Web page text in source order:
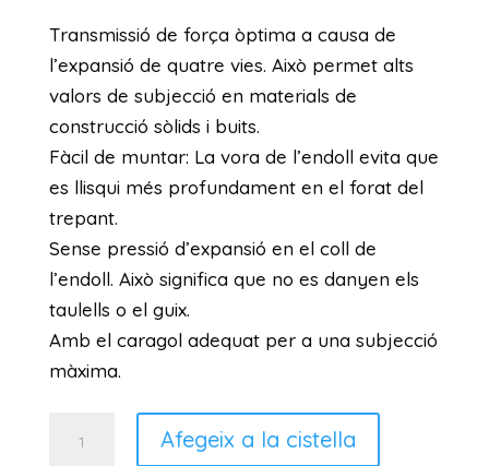
era:
56.65€.
és:
50.98€.
Transmissió de força òptima a causa de
l’expansió de quatre vies. Això permet alts
valors de subjecció en materials de
construcció sòlids i buits.
Fàcil de muntar: La vora de l’endoll evita que
es llisqui més profundament en el forat del
trepant.
Sense pressió d’expansió en el coll de
l’endoll. Això significa que no es danyen els
taulells o el guix.
Amb el caragol adequat per a una subjecció
màxima.
Afegeix a la cistella